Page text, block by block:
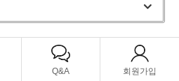
Q&A 회원가입